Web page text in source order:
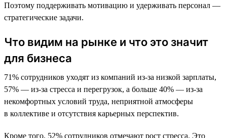
Поэтому поддерживать мотивацию и удерживать персонал —
стратегические задачи.
Что видим на рынке и что это значит
для бизнеса
71% сотрудников уходят из компаний из-за низкой зарплаты,
57% — из-за стресса и перегрузок, а больше 40% — из-за
некомфортных условий труда, неприятной атмосферы
в коллективе и отсутствия карьерных перспектив.
Кроме того, 52% сотрудников отмечают рост стресса. Это